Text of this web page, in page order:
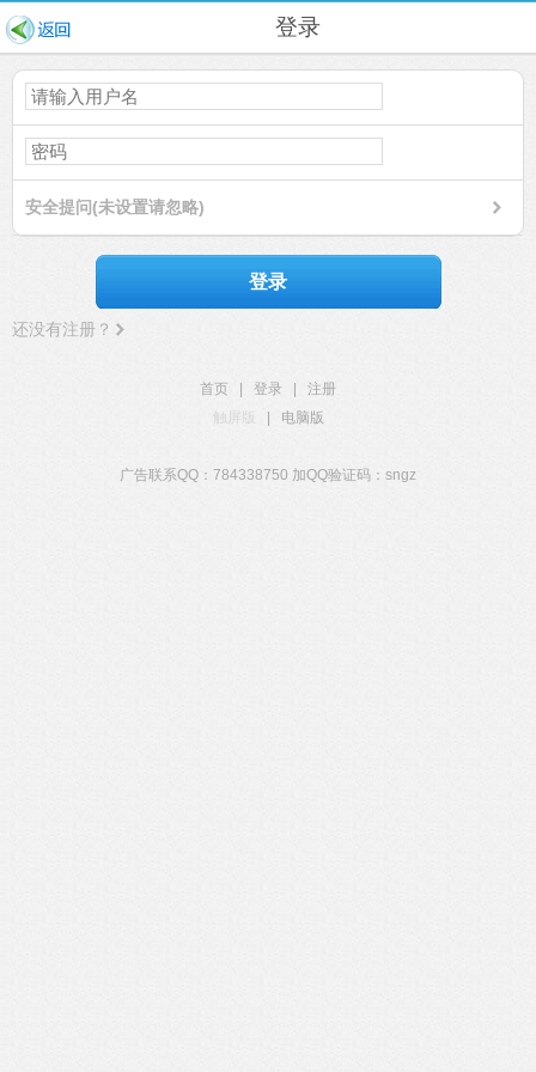
登录
安全提问(未设置请忽略)
登录
还没有注册？
首页 登录
注册
触屏版
电脑版
广告联系QQ：784338750 加QQ验证码：sngz